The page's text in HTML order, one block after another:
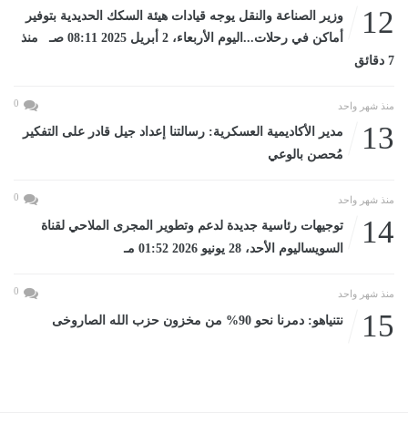
12
وزير الصناعة والنقل يوجه قيادات هيئة السكك الحديدية بتوفير
أماكن في رحلات...اليوم الأربعاء، 2 أبريل 2025 08:11 صـ منذ
7 دقائق
منذ شهر واحد 0
13
مدير الأكاديمية العسكرية: رسالتنا إعداد جيل قادر على التفكير
مُحصن بالوعي
منذ شهر واحد 0
14
توجيهات رئاسية جديدة لدعم وتطوير المجرى الملاحي لقناة
السويساليوم الأحد، 28 يونيو 2026 01:52 مـ
منذ شهر واحد 0
15 نتنياهو: دمرنا نحو 90% من مخزون حزب الله الصاروخى